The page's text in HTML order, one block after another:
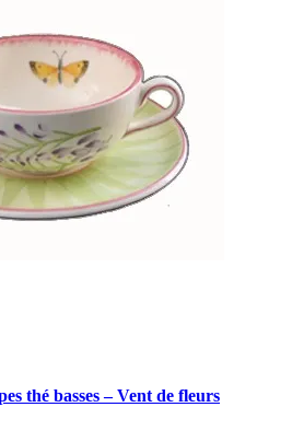
thé basses – Vent de fleurs